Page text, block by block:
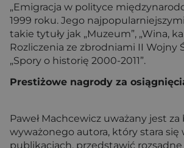
„Emigracja w polityce
1999 roku. Jego
takie tytuły jak „Muzeum”, „Wina,
Rozliczenia ze zbrodniami II Wojny
„Spory o historię 2000-2011”.
Prestiżowe nagrody za
Paweł Machcewicz uważany jest za
wyważonego autora, który stara się
publikacjach, przedstawić rozsądne